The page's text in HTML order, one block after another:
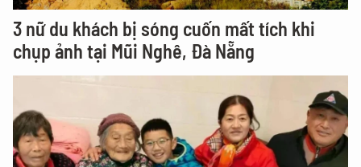
3 nữ du khách bị sóng cuốn mất tích khi
chụp ảnh tại Mũi Nghê, Đà Nẵng